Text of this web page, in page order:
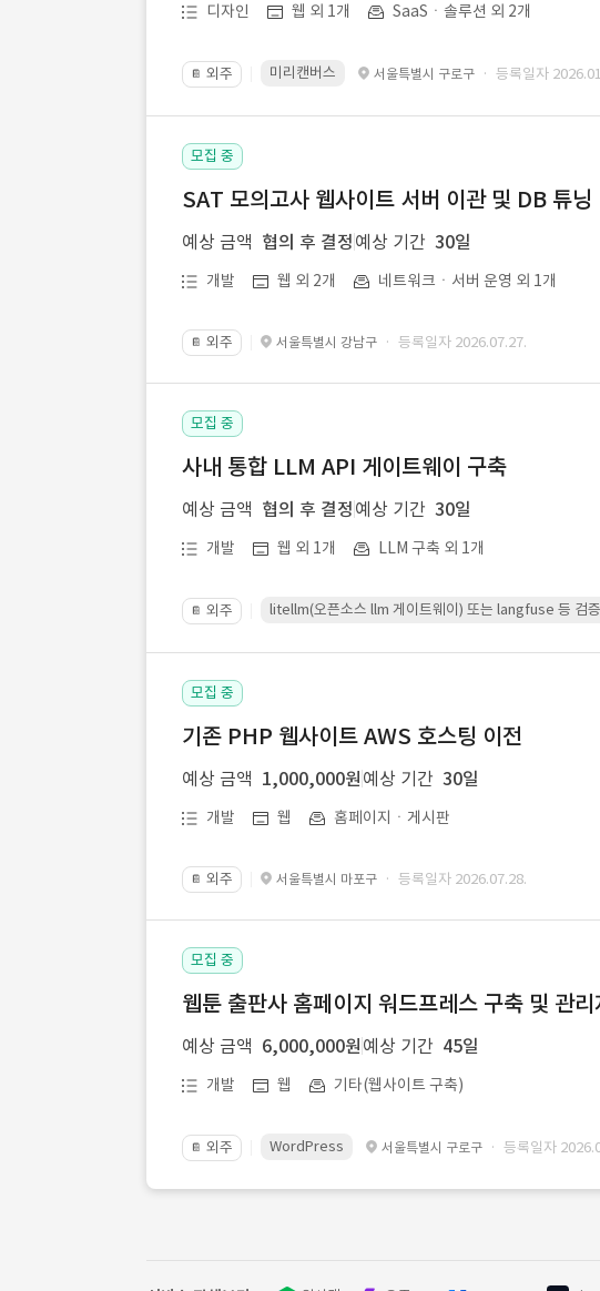
디자인 웹 외 1개 SaaSㆍ솔루션 외 2개
📔 외주 미리캔버스 서울특별시 구로구 · 등록일자
모집 중
SAT 모의고사 웹사이트 서버 이관 및 DB 튜닝
예상 금액 협의 후 결정 예상 기간 30일
개발 웹 외 2개 네트워크ㆍ서버 운영 외 1개
📔 외주 서울특별시 강남구 · 등록일자 2026.07.27.
모집 중
사내 통합 LLM API 게이트웨이 구축
예상 금액 협의 후 결정 예상 기간 30일
개발 웹 외 1개 LLM 구축 외 1개
📔 외주 litellm(오픈소스 llm 게이트웨이) 또는 langfuse 등 검
모집 중
기존 PHP 웹사이트 AWS 호스팅 이전
예상 금액 1,000,000원 예상 기간 30일
개발 웹 홈페이지ㆍ게시판
📔 외주 서울특별시 마포구 · 등록일자 2026.07.28.
모집 중
웹툰 출판사 홈페이지 워드프레스 구축 및 관
예상 금액 6,000,000원 예상 기간 45일
개발 웹 기타(웹사이트 구축)
📔 외주 WordPress 서울특별시 구로구 · 등록일자